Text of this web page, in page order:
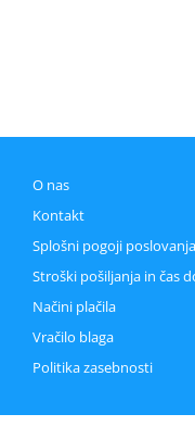
O nas
Kontakt
Splošni pogoji poslovanja
Stroški pošiljanja in čas
Načini plačila
Vračilo blaga
Politika zasebnosti